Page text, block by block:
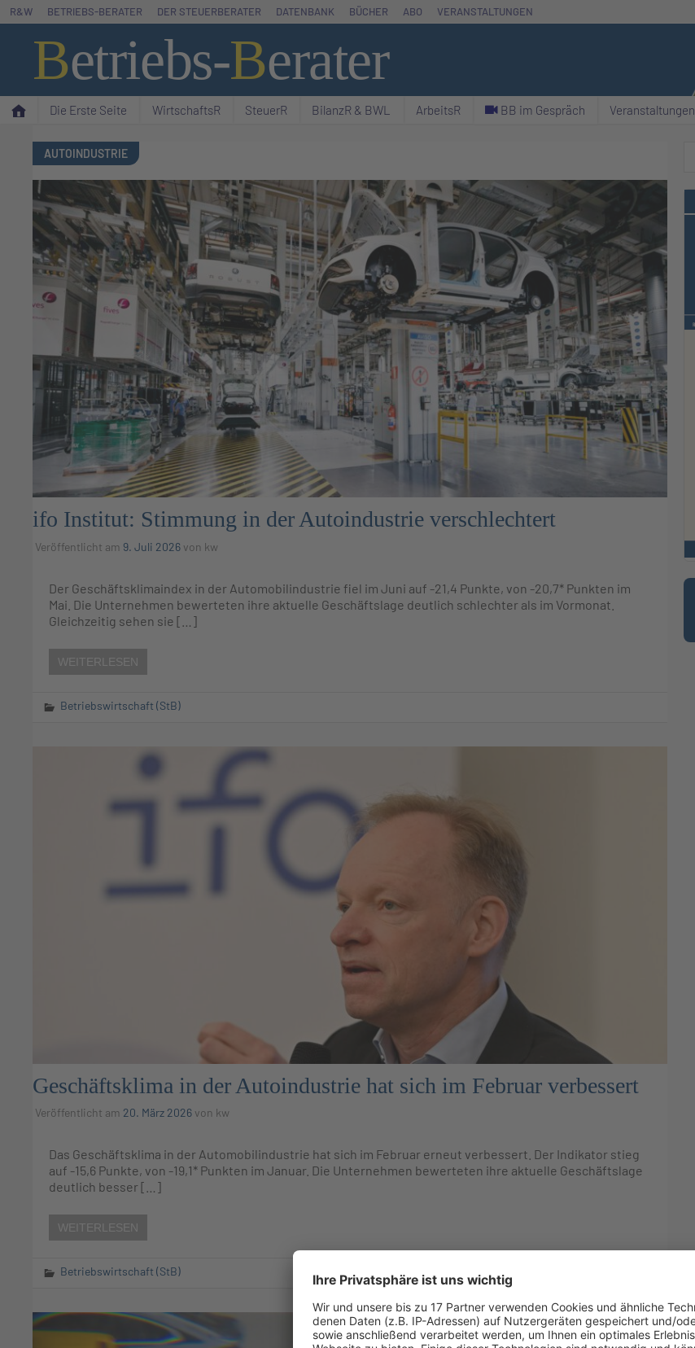
Zum
Inhalt
springen
R&W BETRIEBS-BERATER DER STEUERBERATER DATENBANK BÜCHER ABO VERANSTALTUNGEN
Betriebs-Berater
Die Erste Seite WirtschaftsR SteuerR BilanzR & BWL ArbeitsR C BB im Gespräch Veranstaltungen
AUTOINDUSTRIE
ifo Institut: Stimmung in der Autoindustrie verschlechtert
Veröffentlicht am 9. Juli 2026von kw
Der Geschäftsklimaindex in der Automobilindustrie fiel im Juni auf -21,4 Punkte, von -20,7* Punkten im
Mai. Die Unternehmen bewerteten ihre aktuelle Geschäftslage deutlich schlechter als im Vormonat.
Gleichzeitig sehen sie […]
WEITERLESEN
Betriebswirtschaft (StB)
Geschäftsklima in der Autoindustrie hat sich im Februar verbessert
Veröffentlicht am 20. März 2026von kw
Das Geschäftsklima in der Automobilindustrie hat sich im Februar erneut verbessert. Der Indikator stieg
auf -15,6 Punkte, von -19,1* Punkten im Januar. Die Unternehmen bewerteten ihre aktuelle Geschäftslage
deutlich besser […]
WEITERLESEN
Betriebswirtschaft (StB)